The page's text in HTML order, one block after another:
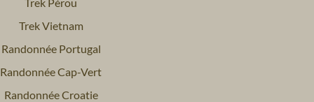
Trek Vietnam
Randonnée Portugal
Randonnée Cap-Vert
Randonnée Croatie